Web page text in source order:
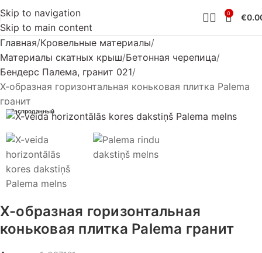
Skip to navigation
Skip to main content
0 €
Главная Кровельные материалы
Материалы скатных крыш Бетонная черепица
Бендерс Палема, гранит 021
Х-образная горизонтальная коньковая плитка Palema
гранит
Распроданный
Х-образная горизонтальная
коньковая плитка Palema гранит